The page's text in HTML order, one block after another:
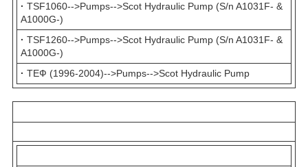
· TSF1060-->Pumps-->Scot Hydraulic Pump (S/n A1031F- &
A1000G-)
· TSF1260-->Pumps-->Scot Hydraulic Pump (S/n A1031F- &
A1000G-)
· ТЕФ (1996-2004)-->Pumps-->Scot Hydraulic Pump